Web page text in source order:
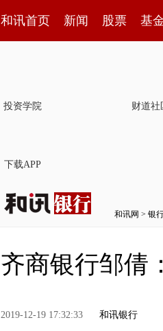
和讯首页 新闻 股票 基
投资学院 财道社
下载APP
和讯网 > 银
齐商银行邹倩
2019-12-19 17:32:33 和讯银行